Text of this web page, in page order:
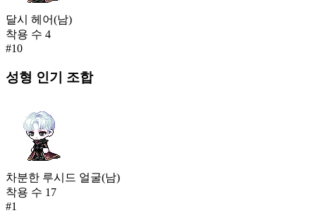
달시 헤어(남)
착용 수 4
#10
성형 인기 조합
차분한 루시드 얼굴(남)
착용 수 17
#1